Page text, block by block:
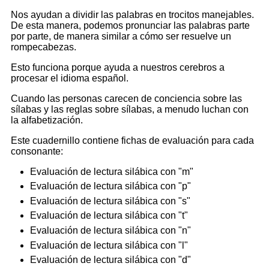
Nos ayudan a dividir las palabras en trocitos manejables.
De esta manera, podemos pronunciar las palabras parte
por parte, de manera similar a cómo ser resuelve un
rompecabezas.
Esto funciona porque ayuda a nuestros cerebros a
procesar el idioma español.
Cuando las personas carecen de conciencia sobre las
sílabas y las reglas sobre sílabas, a menudo luchan con
la alfabetización.
Este cuadernillo contiene fichas de evaluación para cada
consonante:
Evaluación de lectura silábica con "m"
Evaluación de lectura silábica con "p"
Evaluación de lectura silábica con "s"
Evaluación de lectura silábica con "t"
Evaluación de lectura silábica con "n"
Evaluación de lectura silábica con "l"
Evaluación de lectura silábica con "d"